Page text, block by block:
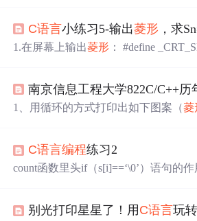
C语言小练习5-输出菱形 ，求
1.在屏幕上输出菱形 ： #define
数5-i } fo...
南京信息工程大学822C/C++历
1、用循环的方式打印出如下图案（菱
nt k = 1; k &...
C语言编程练习2
count函数里头if（s[i]==‘\0’）语句的
最大值，a[i][j]中但凡有比暂定的
别光打印星星了！用 C语言玩